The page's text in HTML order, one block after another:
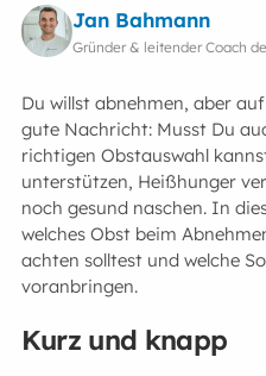
Jan Bahmann
Gründer & leitender Coach
Du willst abnehmen, aber
gute Nachricht: Musst Du
richtigen Obstauswahl
unterstützen, Heißhunger
noch gesund naschen. In
welches Obst beim
achten solltest und welche
voranbringen.
Kurz und knapp